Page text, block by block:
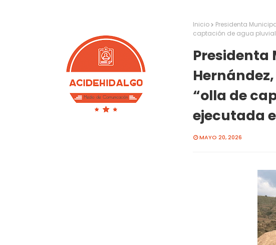
Inicio
Presidenta
captación de agua
Presidenta
“olla de
ejecutada
MAYO 20, 2026